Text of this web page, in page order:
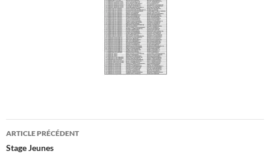
Navigation
des
ARTICLE PRÉCÉDENT
Stage Jeunes